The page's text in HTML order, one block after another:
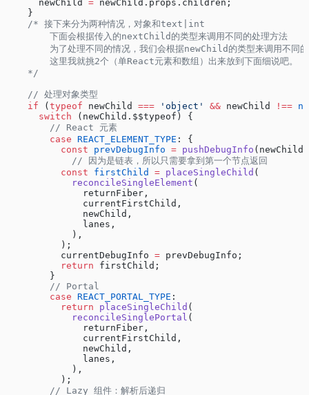
      newChild
= newChild.props.children;
    }
    /* 接下来分为两种情况，对象和text|int
        下面会根据传入的nextChild的类型来调用不同的处理方法
为了处理不同的情况，我们会根据newChild的类型来调用不同
        这里我就挑2个（单React元素和数组）出来放到下面细说吧。
    */
    // 处理对象类型
    if
( typeof newChild === 'object' && newChild !==
      switch
(newChild.$$typeof) {
        // React 元素
        case
REACT_ELEMENT_TYPE : {
          const
prevDebugInfo = pushDebugInfo
            // 因为是链表，所以只需要拿到第一个节点返回
          const
firstChild = placeSingleChild (
            reconcileSingleElement
(
              returnFiber,
              currentFirstChild,
              newChild,
              lanes,
            ),
          );
          currentDebugInfo
= prevDebugInfo;
          return
firstChild;
        }
        // Portal
        case
REACT_PORTAL_TYPE :
          return
placeSingleChild (
            reconcileSinglePortal
(
              returnFiber,
              currentFirstChild,
              newChild,
              lanes,
            ),
          );
        // Lazy 组件：解析后递归